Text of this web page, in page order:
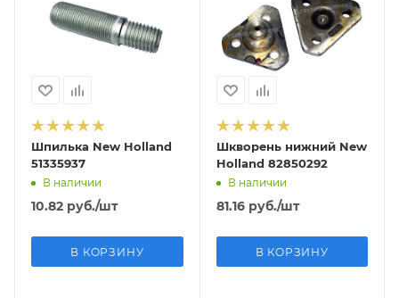
Шпилька New Holland
51335937
В наличии
10.82 руб./шт
В КОРЗИНУ
Шкворень нижний New
Holland 82850292
В наличии
81.16руб./шт
В КОРЗИНУ